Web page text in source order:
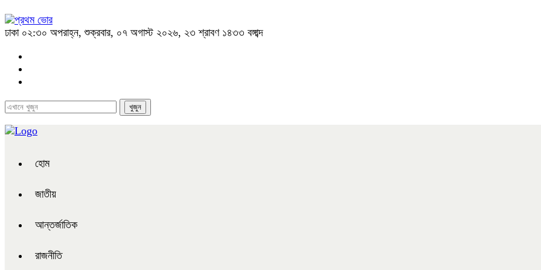
ঢাকা ০২:৩০ অপরাহ্ন, শুক্রবার, ০৭ অগাস্ট ২০২৬, ২৩ শ্রাবণ ১৪৩৩ বঙ্গাব্দ
হোম
জাতীয়
আন্তর্জাতিক
রাজনীতি